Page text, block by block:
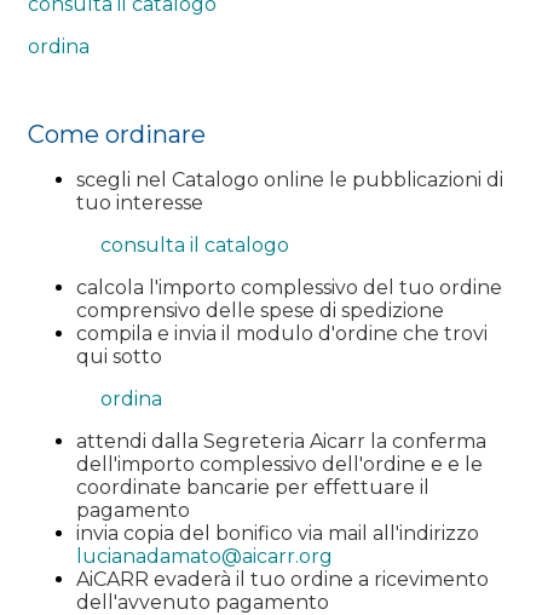
ordina
Come ordinare
scegli nel Catalogo online le pubblicazioni di
tuo interesse
consulta il catalogo
calcola l'importo complessivo del tuo ordine
comprensivo delle spese di spedizione
compila e invia il modulo d'ordine che trovi
qui sotto
ordina
attendi dalla Segreteria Aicarr la conferma
dell'importo complessivo dell'ordine e e le
coordinate bancarie per effettuare il
pagamento
invia copia del bonifico via mail all'indirizzo
lucianadamato@aicarr.org
AiCARR evaderà il tuo ordine a ricevimento
dell'avvenuto pagamento